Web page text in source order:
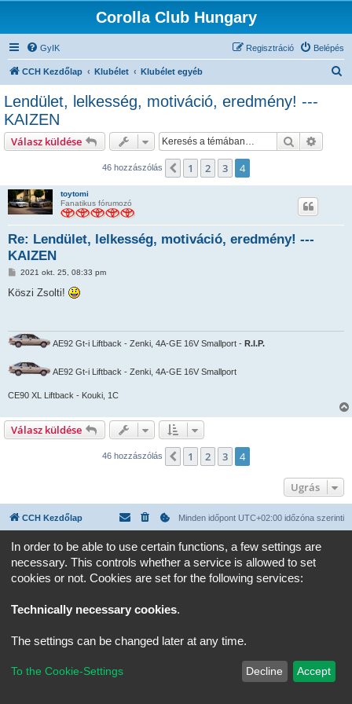
Corolla Club Hungary
GyIK Belépés
Regisztráció
CCH Kezdőlap Klubélet Klubélet egyéb
s
Lendület, lelkesség, motiváció, eredmény! ---
KAIZEN
Válasz küldése Keresés
46 hozzászólás Előző
1 2 3 4
toytomi
Fanatikus fórumozó
Re: Lendület, lelkesség, motiváció, eredmény! ---
KAIZEN
H
z
ó
l
s
2021 okt. 25, 08:33 pm
Köszi Zsolti!
AE92 Gt-i Liftback - Zenki, 4A-GE 16V Smallport - R.I.P.
AE92 Gt-i Liftback - Zenki, 4A-GE 16V Smallport
CE90 XL Liftback - Kouki, 1C
Válasz küldése
46 hozzászólás Előző
1 2 3 4
Ugrás
CCH Kezdőlap Minden időpont UTC+02:00 időzóna szerinti
Powered by phpBB® Forum Software © phpBB Limited
Magyar fordítás ©Magyar phpBB Közösség
Adatvédelmi nyilatkozat
Használati feltételek
In order to be able to use certain functions, a few settings are
necessary. This controls whether a service is allowed to set
cookies or not. Cookies are set for the following services:
Technically necessary cookies.
The settings can be changed later at any time.
To the Cookie-Settings Decline Accept